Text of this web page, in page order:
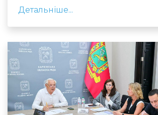
Детальніше...